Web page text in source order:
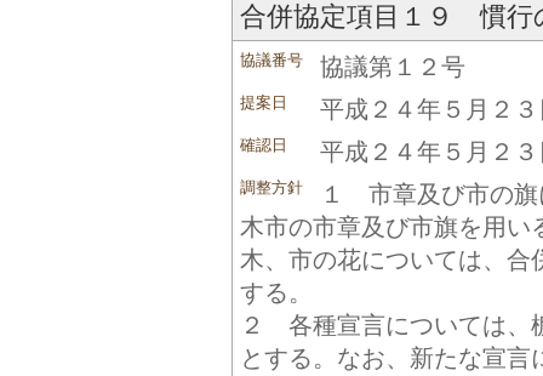
合併協定項目１９ 慣行
協議番号 協議第１２号
提案日 平成２４年５月２３
確認日 平成２４年５月２３
調整方針
１ 市章及び市の旗
木市の市章及び市旗を用い
木、市の花については、合
する。
２ 各種宣言については、
とする。なお、新たな宣